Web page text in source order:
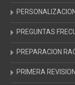
PREGUNTAS
PREPARACION
PRIMERA REVISION